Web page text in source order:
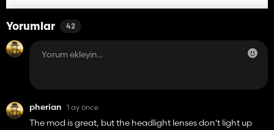
Yorumlar 42
pherian 1 ay önce
The mod is great, but the headlight lenses don't light up